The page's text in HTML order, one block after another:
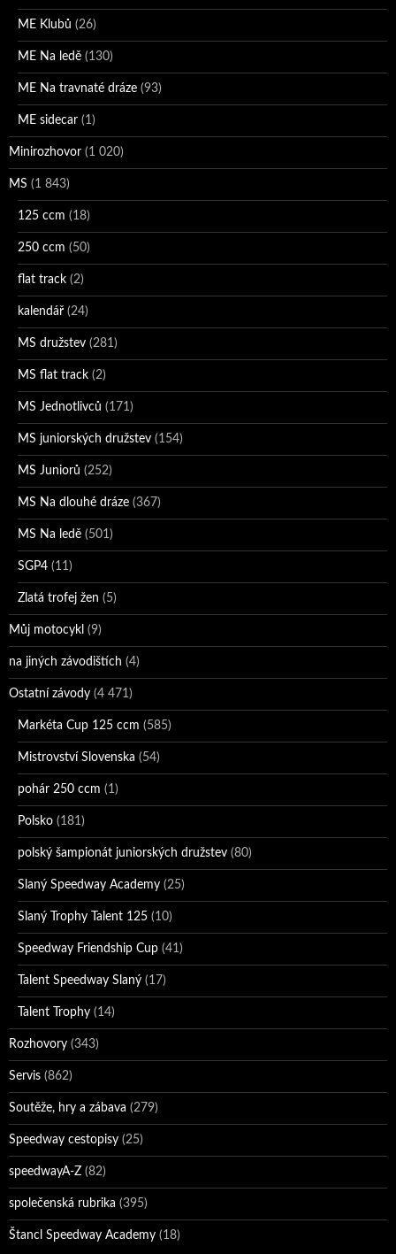
ME Klubů (26)
ME Na ledě (130)
ME Na travnaté dráze (93)
ME sidecar (1)
Minirozhovor (1 020)
MS (1 843)
125 ccm (18)
250 ccm (50)
flat track (2)
kalendář (24)
MS družstev (281)
MS flat track (2)
MS Jednotlivců (171)
MS juniorských družstev (154)
MS Juniorů (252)
MS Na dlouhé dráze (367)
MS Na ledě (501)
SGP4 (11)
Zlatá trofej žen (5)
Můj motocykl (9)
na jiných závodištích (4)
Ostatní závody (4 471)
Markéta Cup 125 ccm (585)
Mistrovství Slovenska (54)
pohár 250 ccm (1)
Polsko (181)
polský šampionát juniorských družstev (80)
Slaný Speedway Academy (25)
Slaný Trophy Talent 125 (10)
Speedway Friendship Cup (41)
Talent Speedway Slaný (17)
Talent Trophy (14)
Rozhovory (343)
Servis (862)
Soutěže, hry a zábava (279)
Speedway cestopisy (25)
speedwayA-Z (82)
společenská rubrika (395)
Štancl Speedway Academy (18)